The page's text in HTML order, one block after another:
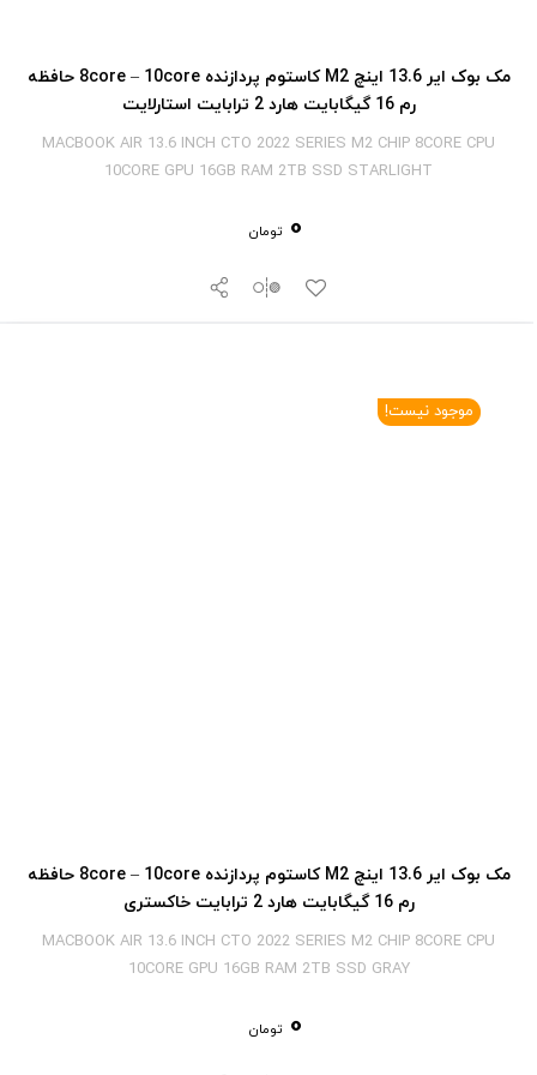
مک بوک ایر 13.6 اینچ M2 کاستوم پردازنده 8core – 10core حافظه
رم 16 گیگابایت هارد 2 ترابایت استارلایت
MACBOOK AIR 13.6 INCH CTO 2022 SERIES M2 CHIP 8CORE CPU
10CORE GPU 16GB RAM 2TB SSD STARLIGHT
0 تومان
موجود نیست!
مک بوک ایر 13.6 اینچ M2 کاستوم پردازنده 8core – 10core حافظه
رم 16 گیگابایت هارد 2 ترابایت خاکستری
MACBOOK AIR 13.6 INCH CTO 2022 SERIES M2 CHIP 8CORE CPU
10CORE GPU 16GB RAM 2TB SSD GRAY
0 تومان